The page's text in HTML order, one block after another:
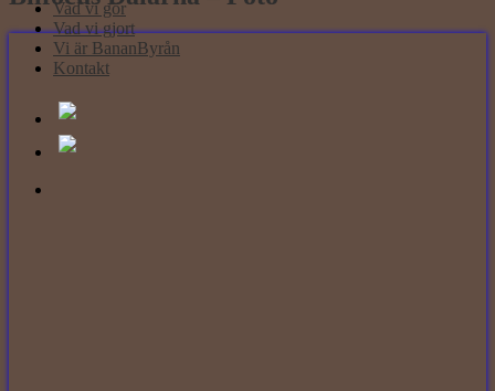
Vad vi gör
Vad vi gjort
Vi är BananByrån
Kontakt